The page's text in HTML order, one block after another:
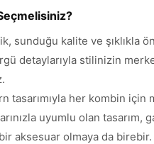
sunduğu kalite ve şıklıkla
detaylarıyla stilinizin
tasarımıyla her kombin için
uyumlu olan
aksesuar olmaya da birebir.